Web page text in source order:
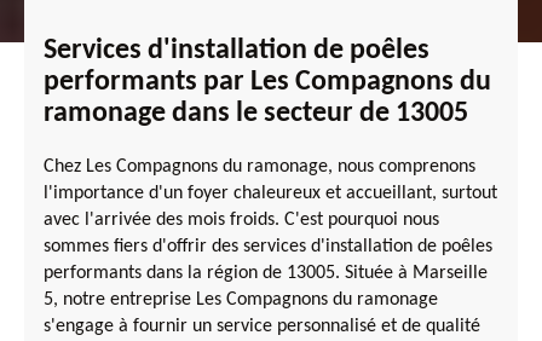
Services d'installation de poêles
performants par Les Compagnons du
ramonage dans le secteur de 13005
Chez Les Compagnons du ramonage, nous comprenons
l'importance d'un foyer chaleureux et accueillant, surtout
avec l'arrivée des mois froids. C'est pourquoi nous
sommes fiers d'offrir des services d'installation de poêles
performants dans la région de 13005. Située à Marseille
5, notre entreprise Les Compagnons du ramonage
s'engage à fournir un service personnalisé et de qualité